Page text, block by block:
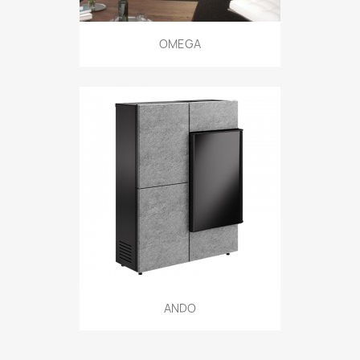
OMEGA
ANDO